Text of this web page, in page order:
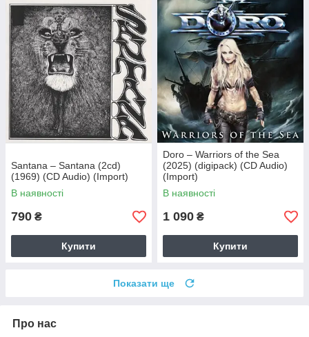
Santana – Santana (2cd)
(1969) (CD Audio) (Import)
В наявності
790 ₴
Купити
Doro – Warriors of the Sea
(2025) (digipack) (CD Audio)
(Import)
В наявності
1 090 ₴
Купити
Показати ще
Про нас